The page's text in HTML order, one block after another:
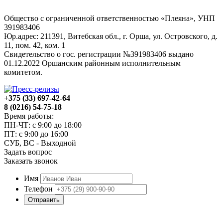
Общество с ограниченной ответственностью «Плеяна», УНП
391983406
Юр.адрес: 211391, Витебская обл., г. Орша, ул. Островского, д.
11, пом. 42, ком. 1
Свидетельство о гос. регистрации №391983406 выдано
01.12.2022 Оршанским районным исполнительным
комитетом.
+375 (33) 697-42-64
8 (0216) 54-75-18
Время работы:
ПН-ЧТ: с 9:00 до 18:00
ПТ: с 9:00 до 16:00
СУБ, ВС - Выходной
Задать вопрос
Заказать звонок
Имя
Телефон
Отправить